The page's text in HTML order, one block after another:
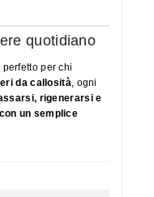
quotidiano
perfetto per chi
da callosità , ogni
rigenerarsi e
un semplice